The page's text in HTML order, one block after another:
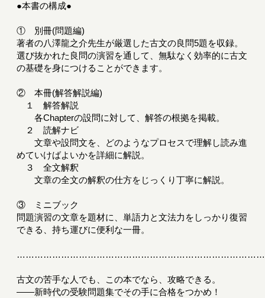
●本書の構成●
① 別冊(問題編)
著者の八澤龍之介先生が厳選した古文の良問5題を収録。
選び抜かれた良問の演習を通して、無駄なく効率的に古文
の基礎を身につけることができます。
② 本冊(解答解説編)
１ 解答解説
各Chapterの設問に対して、解答の根拠を掲載。
２ 読解ナビ
文章や設問文を、どのようなプロセスで理解し読み進
めていけばよいかを詳細に解説。
３ 全文解釈
文章の全文の解釈の仕方をじっくり丁寧に解説。
③ ミニブック
問題演習の文章を題材に、単語力と文法力をしっかり復習
できる、持ち運びに便利な一冊。
古文の苦手な人でも、この本でなら、攻略できる。
――新時代の受験問題集でその手に合格をつかめ！